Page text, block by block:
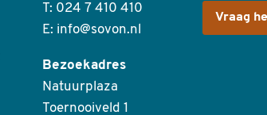
T: 024 7 410 410
E: info@sovon.nl
Bezoekadres
Natuurplaza
Toernooiveld 1
Vraag